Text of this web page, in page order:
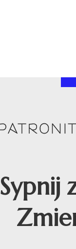
Sypnij